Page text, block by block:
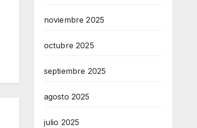
noviembre 2025
octubre 2025
septiembre 2025
agosto 2025
julio 2025